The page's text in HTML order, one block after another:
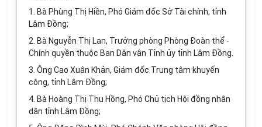
1. Bà Phùng Thị Hiền, Phó Giám đốc Sở Tài chính, tỉnh
Lâm Đồng;
2. Bà Nguyễn Thị Lan, Trưởng phòng Phòng Đoàn thể -
Chính quyền thuộc Ban Dân vận Tỉnh ủy tỉnh Lâm Đồng.
3. Ông Cao Xuân Khản, Giám đốc Trung tâm khuyến
công, tỉnh Lâm Đồng;
4. Bà Hoàng Thị Thu Hồng, Phó Chủ tịch Hội đồng nhân
dân tỉnh Lâm Đồng;